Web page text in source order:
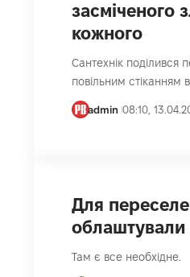
засміченого
кожного
Сантехнік поділився
повільним стіканням
admin 08:10,
Для
облаштували
Там є все необхідне.